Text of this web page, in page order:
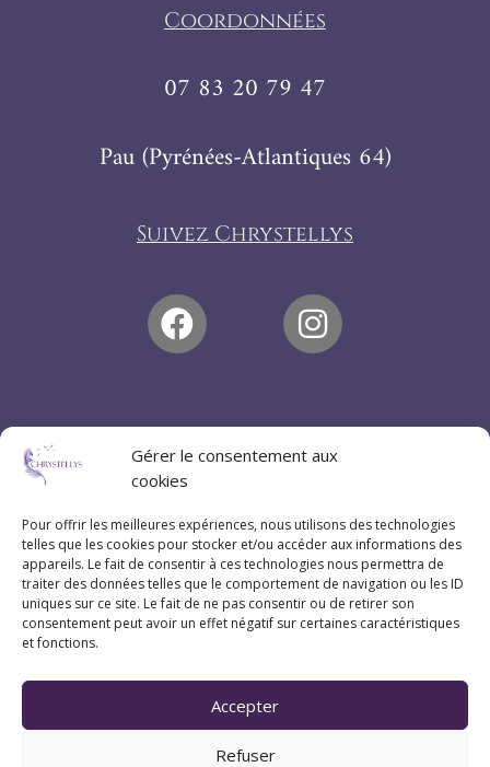
Gérer le consentement aux
cookies
Pour offrir les meilleures expériences, nous utilisons des technologies
telles que les cookies pour stocker et/ou accéder aux informations des
appareils. Le fait de consentir à ces technologies nous permettra de
traiter des données telles que le comportement de navigation ou les ID
uniques sur ce site. Le fait de ne pas consentir ou de retirer son
consentement peut avoir un effet négatif sur certaines caractéristiques
et fonctions.
Accepter
Refuser
Coordonnées
07 83 20 79 47
Pau (Pyrénées-Atlantiques 64)
Suivez Chrystellys
Horaires
Du lundi au vendredi : 9h-12h / 13h-18h